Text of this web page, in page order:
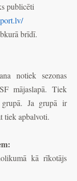
publicēti
brīdī.
notiek sezonas
mājaslapā. Tiek
Ja grupā ir
tiek apbalvoti.
kā rīkotājs